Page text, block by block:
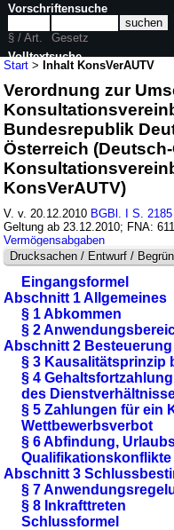
Start >Inhalt KonsVerAUTV
Verordnung zur
Bundesrepublik
Österreich
KonsVerAUTV)
V. v. 20.12.2010 BGBl. I S. 2185
Geltung ab 23.12.2010; FNA:
Vermögensabgaben
Drucksachen / Entwurf /
Eingangsformel
Abschnitt 1 Allgemeines
§ 1 Abkommen
§ 2
Abschnitt 2
§ 3 Kausalitätsprinzip
§ 4
des
§ 5 Zahlungen für ein
Wettbewerbsverbot
§ 6 Abfindung,
Qualifikationskonflikte
Abschnitt 3
§ 7
§ 8 Inkrafttreten
Schlussformel
Vorschriftensuche
§ / Art.
Gesetz
Volltextsuche
nur in KonsVerAUTV